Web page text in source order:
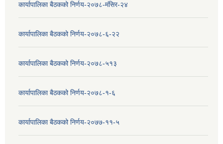
कार्यापालिका बैठकको निर्णय-२०७८-मंसिर-२४
कार्यापालिका बैठकको निर्णय-२०७८-६-२२
कार्यापालिका बैठकको निर्णय-२०७८-५१३
कार्यापालिका बैठकको निर्णय-२०७८-१-६
कार्यापालिका बैठकको निर्णय-२०७७-११-५